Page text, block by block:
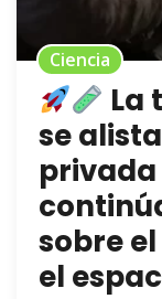
Ciencia
La
se
sobre
el